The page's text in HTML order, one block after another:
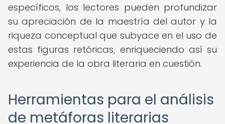
específicos, los lectores pueden profundizar
su apreciación de la maestría del autor y la
riqueza conceptual que subyace en el uso de
estas figuras retóricas, enriqueciendo así su
experiencia de la obra literaria en cuestión.
Herramientas para el análisis
de metáforas literarias